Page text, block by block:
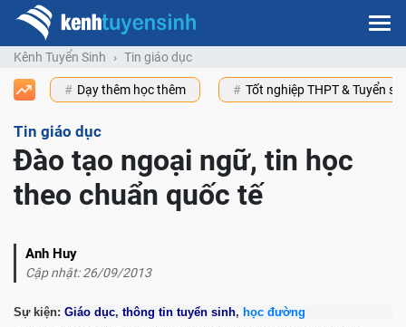
Kênh Tuyển Sinh Tin giáo dục
Dạy thêm học thêm Tốt nghiệp THPT & Tuyển
Tin giáo dục
Đào tạo ngoại ngữ, tin học
theo chuẩn quốc tế
Anh Huy
Cập nhật: 26/09/2013
Sự kiện: Giáo dục, thông tin tuyển sinh, học đường